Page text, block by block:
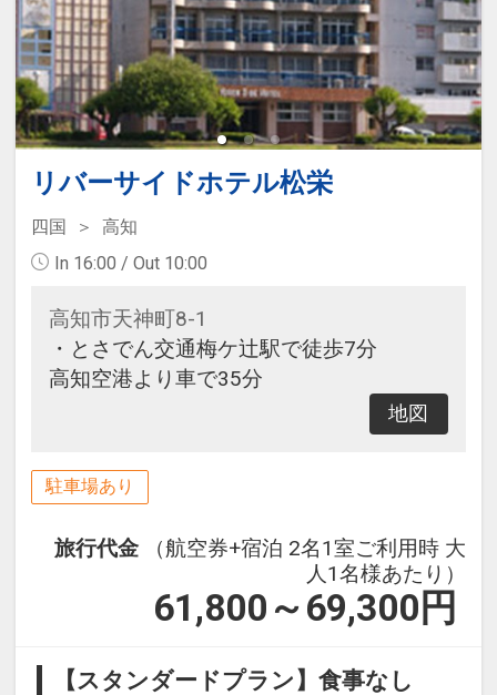
リバーサイドホテル松栄
四国
高知
In 16:00 / Out 10:00
高知市天神町8-1
・とさでん交通梅ケ辻駅で徒歩7分
高知空港より車で35分
地図
駐車場あり
旅行代金
（航空券+宿泊 2名1室ご利用時 大
人1名様あたり）
61,800～69,300 円
【スタンダードプラン】食事なし